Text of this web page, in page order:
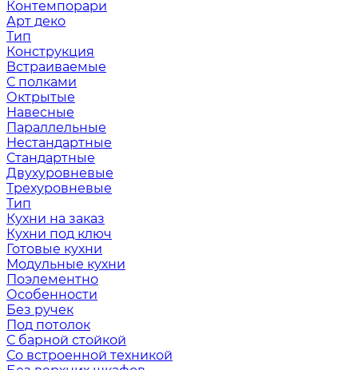
Контемпорари
Арт деко
Тип
Конструкция
Встраиваемые
С полками
Октрытые
Навесные
Параллельные
Нестандартные
Стандартные
Двухуровневые
Трехуровневые
Тип
Кухни на заказ
Кухни под ключ
Готовые кухни
Модульные кухни
Поэлементно
Особенности
Без ручек
Под потолок
С барной стойкой
Со встроенной техникой